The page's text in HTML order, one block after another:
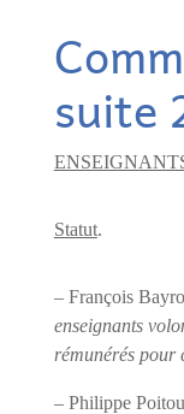
suite
Statut.
– François
enseignants
rémunérés pour
– Philippe